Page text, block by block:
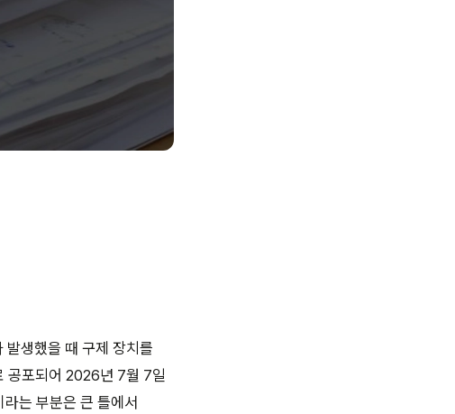
발생했을 때 구제 장치를
공포되어 2026년 7월 7일
는 부분은 큰 틀에서